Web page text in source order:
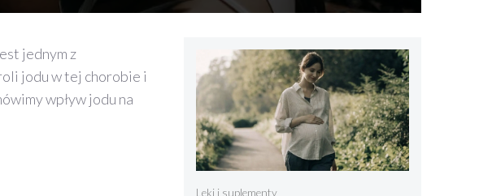
jednym z
jodu w tej chorobie i
wpływ jodu na
Leki i suplementy